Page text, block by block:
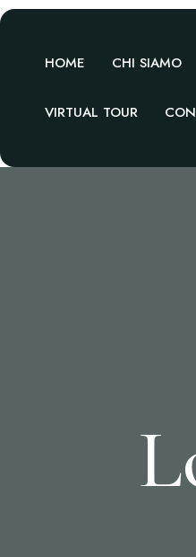
HOME CHI SIAMO
VIRTUAL TOUR